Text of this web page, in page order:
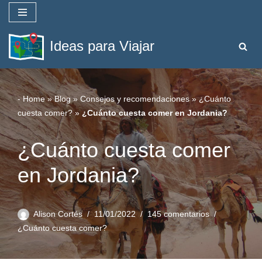
Saltar
al
contenido
Ideas para Viajar
-Home»Blog»Consejos y recomendaciones»¿Cuánto
cuesta comer?» ¿Cuánto cuesta comer en Jordania?
¿Cuánto cuesta comer
en Jordania?
Alison Cortés 11/01/2022
145 comentarios
¿Cuánto cuesta comer?